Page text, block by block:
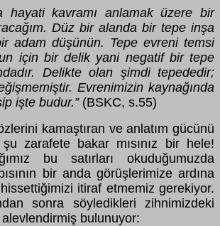
hayati kavramı anlamak üzere bir
Düz bir alanda bir tepe inşa
adam düşünün. Tepe evreni temsi
için bir delik yani negatif bir tepe
Delikte olan şimdi tepededir;
Evrenimizin kaynağında
işte budur.”(BSKC, s.55)
kamaştıran ve anlatım gücünü
zarafete bakar mısınız bir hele!
bu satırları okuduğumuzda
bir anda görüşlerimize ardına
hissettiğimizi itiraf etmemiz gerekiyor.
sonra söyledikleri zihnimizdeki
bulunuyor: